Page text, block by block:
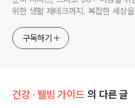
위한 생활 재테크까지. 복잡한 세상을 똑똑하게 살아가기 위한
구독하기
건강 · 웰빙 가이드 의 다른 글